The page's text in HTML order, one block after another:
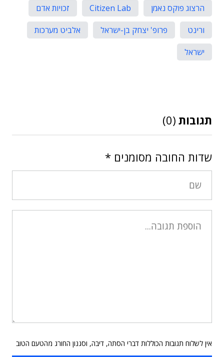
הרצוג פוקס נאמן
Citizen Lab
זכויות אדם
ורינט
פרופ' יצחק בן-ישראל
אלביט מערכות
ישראל
תגובות (0)
שדות החובה מסומנים *
אין לשלוח תגובות הכוללות דברי הסתה, דיבה, וסגנון החורג מהטעם הטוב